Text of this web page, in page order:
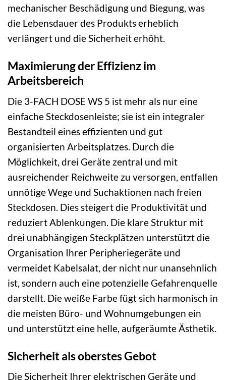
mechanischer Beschädigung und Biegung, was
die Lebensdauer des Produkts erheblich
verlängert und die Sicherheit erhöht.
Maximierung der Effizienz im
Arbeitsbereich
Die 3-FACH DOSE WS 5 ist mehr als nur eine
einfache Steckdosenleiste; sie ist ein integraler
Bestandteil eines effizienten und gut
organisierten Arbeitsplatzes. Durch die
Möglichkeit, drei Geräte zentral und mit
ausreichender Reichweite zu versorgen, entfallen
unnötige Wege und Suchaktionen nach freien
Steckdosen. Dies steigert die Produktivität und
reduziert Ablenkungen. Die klare Struktur mit
drei unabhängigen Steckplätzen unterstützt die
Organisation Ihrer Peripheriegeräte und
vermeidet Kabelsalat, der nicht nur unansehnlich
ist, sondern auch eine potenzielle Gefahrenquelle
darstellt. Die weiße Farbe fügt sich harmonisch in
die meisten Büro- und Wohnumgebungen ein
und unterstützt eine helle, aufgeräumte Ästhetik.
Sicherheit als oberstes Gebot
Die Sicherheit Ihrer elektrischen Geräte und